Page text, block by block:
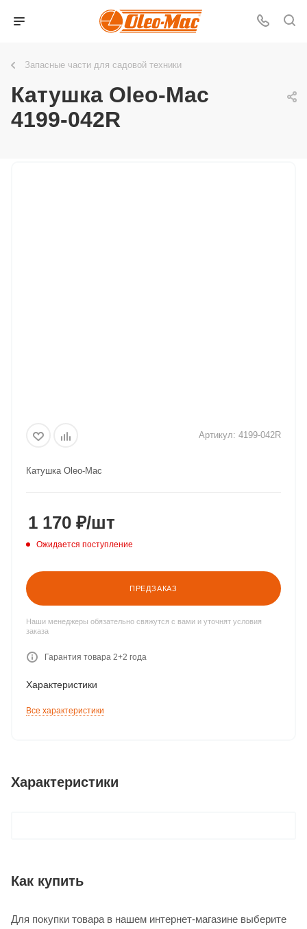
Запасные части для садовой техники
Катушка Oleo-Mac
4199-042R
Артикул: 4199-042R
Катушка Oleo-Mac
1 170 ₽/шт
Ожидается поступление
ПРЕДЗАКАЗ
Наши менеджеры обязательно свяжутся с вами и уточнят условия
заказа
Гарантия товара 2+2 года
Характеристики
Все характеристики
Характеристики
Как купить
Для покупки товара в нашем интернет-магазине выберите